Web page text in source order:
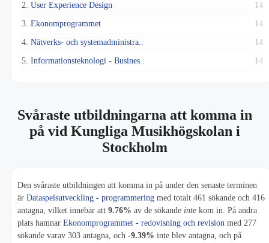
2. User Experience Design
3. Ekonomprogrammet
4. Nätverks- och systemadministra..
5. Informationsteknologi - Busines..
Svåraste utbildningarna att komma in
på vid Kungliga Musikhögskolan i
Stockholm
Den svåraste utbildningen att komma in på under den senaste terminen
är Dataspelsutveckling - programmering med totalt 461 sökande och 416
antagna, vilket innebär att 9.76% av de sökande inte kom in. På andra
plats hamnar Ekonomprogrammet - redovisning och revision med 277
sökande varav 303 antagna, och -9.39% inte blev antagna, och på